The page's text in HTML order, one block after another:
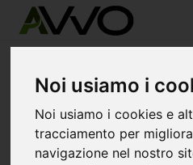
Noi usiamo i
Noi usiamo i cookies e
tracciamento per
navigazione nel nostro
avvo-it>Vercelli > Avvocati